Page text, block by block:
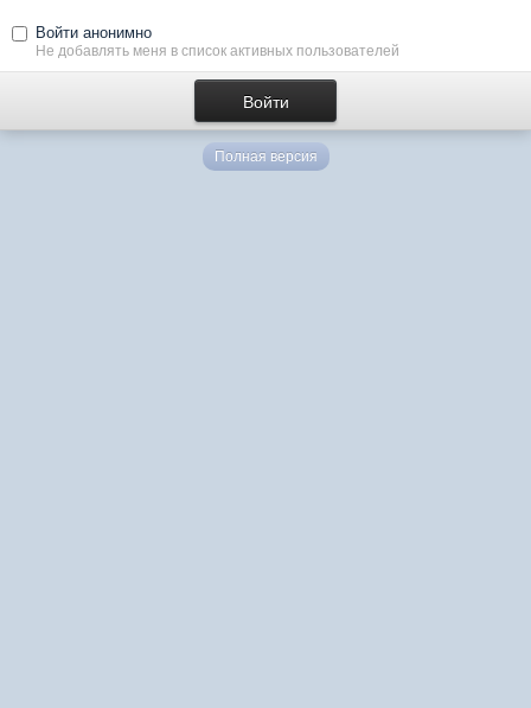
Войти анонимно
Не добавлять меня в список активных пользователей
Полная версия